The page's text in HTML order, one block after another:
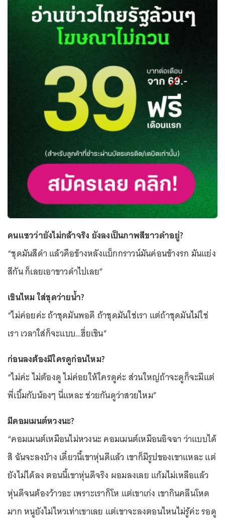
คนแซวว่ายังไม่กล้าจริง ยังลงเป็นภาพสีขาวดำอยู่?
“ชุดมันสีดำ แล้วคือข้างหลังแบ็กกราวน์มันค่อนข้างรก มันแย่ง
สีกัน ก็เลยเอาขาวดำไปเลย”
เขินไหม ใส่ชุดว่ายน้ำ?
“ไม่ค่อยค่ะ ถ้าชุดมันพอดี ถ้าชุดมันใช่เรา แต่ถ้าชุดมันไม่ใช่
เรา เวลาใส่ก็จะแบบ…ฮึ่ยเขิน”
ก่อนลงต้องมีใครดูก่อนไหม?
“ไม่ค่ะ ไม่ต้องดู ไม่ค่อยให้ใครดูค่ะ ส่วนใหญ่ถ้าจะดูก็จะมีแต่
พี่เบิ้มกับน้องๆ นี่แหละ ช่วยกันดูว่าสวยไหม”
มีคอมเมนต์หวงนะ?
“คอมเมนต์เหมือนไม่หวงนะ คอมเมนต์เหมือนอิจฉา ว่าแบบได้
สิ ฉันจะลงบ้าง เดี๋ยวนี้เขาหุ่นดีแล้ว เขาก็มีรูปของเขาแหละ แต่
ยังไม่ได้ลง ตอนนี้เขาหุ่นดีจริง ผอมลงเลย แก้มไม่เหลือแล้ว
หุ่นดีจนต้องว้าวอะ เพราะเราก็โห แต่เขาเก่ง เขากินคลีนโหด
มาก หนูยังไม่ไหวเท่าเขาเลย แต่เขาจะลงตอนไหนไม่รู้ค่ะ รอดู